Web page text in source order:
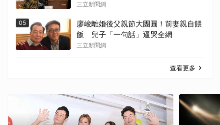
三立新聞網
05
廖峻離婚後父親節大團圓！前妻親自餵
飯 兒子「一句話」逼哭全網
三立新聞網
查看更多